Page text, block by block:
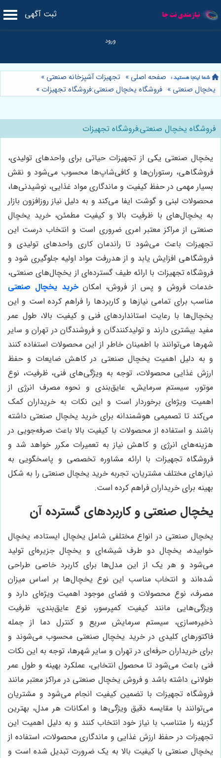
ثبت آگهی
صفحه اصلی » تجهیزات آشپزخانه صنعتی »
یخچال صنعتی » فروشگاه یخچال صنعتی:فروشگاه تجهیزات »
فروشگاه یخچال صنعتی:فروشگاه تجهیزات
یخچال صنعتی یکی از تجهیزات حیاتی برای واحدهای تولیدی،
فروشگاهی، رستوران‌ها و کافی‌شاپ‌ها محسوب می‌شود و نقش
بسیار مهمی در حفظ کیفیت و ماندگاری مواد غذایی، نوشیدنی‌ها،
محصولات لبنی و گوشت ایفا می‌کند و به دلیل نیاز روزافزون بازار
به یخچال‌های با ظرفیت بالا و کیفیت مطمئن، خرید یخچال
صنعتی از مراکز معتبر امری ضروری است و انتخاب درست این
تجهیزات باعث می‌شود تا راندمان کاری واحدهای تولیدی و
فروشگاهی افزایش یابد و از هدررفت مواد اولیه جلوگیری شود و
فروشگاه تجهیزات با ارائه طیف گسترده‌ای از یخچال‌های صنعتی،
خدمات فروش و پس از فروش، امکانخرید یخچال صنعتی
مناسب برای تمامی نیازها و کاربردها را فراهم کرده است و این
یخچال‌ها با رعایت استانداردهای فنی و کیفیت بالا، طول عمر
مفید بیشتری دارند و تولیدکنندگان و فروشندگان در تهران و سایر
شهرها می‌توانند با اطمینان خاطر از این محصولات استفاده کنند
و به دلیل اهمیت یخچال صنعتی در کاهش ضایعات و حفظ
ارزش غذایی محصولات، توجه به ویژگی‌های فنی، ظرفیت، نوع
موتور، سیستم سرمایش، عایق‌بندی و نحوه مصرف انرژی از
اهمیت ویژه‌ای برخوردار است و این نکات به خریداران کمک
می‌کند تا تصمیمی هوشمندانه برای خرید یخچال صنعتی داشته
باشند و استفاده از محصولات با کیفیت بالا باعث صرفه‌جویی در
هزینه‌های انرژی و کاهش نیاز به تعمیرات مکرر خواهد شد و
فروشگاه تجهیزات با ارائه مشاوره تخصصی و پاسخگویی به
نیازهای مختلف مشتریان، تجربه خرید یخچال صنعتی را به شکل
بهینه برای خریداران فراهم کرده است.
یخچال صنعتی و کاربردهای گسترده آن
یخچال صنعتی در انواع مختلفی شامل یخچال ایستاده، یخچال
خوابیده، یخچال دو طرف شیشه‌ای و یخچال جزیره‌ای تولید
می‌شود و هر یک از این مدل‌ها برای کاربرد خاصی طراحی
شده‌اند و انتخاب مناسب این نوع یخچال‌ها بر اساس میزان
مصرف، نوع محصولات و فضای موجود اهمیت ویژه‌ای دارد و
ویژگی‌هایی مانند کیفیت کمپرسور، نوع عایق‌بندی، ظرفیت
ذخیره‌سازی، سیستم سرمایش سریع و کنترل دما از جمله
فاکتورهای کلیدی در خرید یخچال صنعتی محسوب می‌شوند و
برای خریداران حرفه‌ای در تهران و سایر شهرها، توجه به این نکات
فنی باعث می‌شود تا محصول انتخابی، عملکرد بهینه و طول عمر
طولانی داشته باشد و فروش یخچال صنعتی در مراکز معتبر مانند
فروشگاه تجهیزات با تضمین کیفیت انجام می‌شود و مشتریان
می‌توانند با مقایسه دقیق ویژگی‌ها و امکانات هر مدل، بهترین
گزینه را متناسب با نیاز خود انتخاب کنند و به دلیل اهمیت این
تجهیزات در حفظ ارزش غذایی و ماندگاری محصولات، استفاده از
یخچال صنعتی با کیفیت بالا به یک ضرورت تبدیل شده است و